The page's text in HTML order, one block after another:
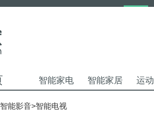
智能家电 智能家居 运
智能影音>智能电视